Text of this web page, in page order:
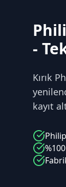
-
Kırık
kayıt